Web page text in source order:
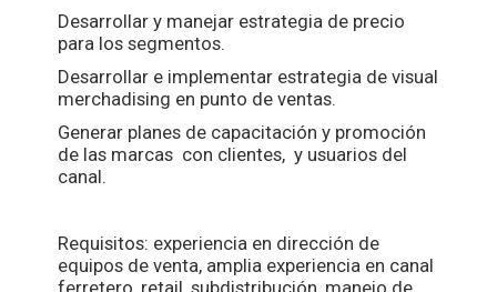
Desarrollar y manejar estrategia de precio
para los segmentos.
Desarrollar e implementar estrategia de visual
merchadising en punto de ventas.
Generar planes de capacitación y promoción
de las marcas con clientes, y usuarios del
canal.
Requisitos: experiencia en dirección de
equipos de venta, amplia experiencia en canal
ferretero, retail, subdistribución, manejo de